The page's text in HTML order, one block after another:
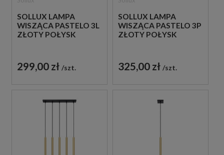
SOLLUX LAMPA
WISZĄCA PASTELO 3L
ZŁOTY POŁYSK
299,00 zł szt.
SOLLUX LAMPA
WISZĄCA PASTELO 3P
ZŁOTY POŁYSK
325,00 zł szt.